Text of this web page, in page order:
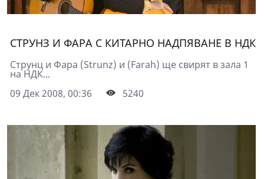
СТРУНЗ И ФАРА С КИТАРНО НАДПЯВАНЕ В НДК
Струнц и Фара (Strunz) и (Farah) ще свирят в зала 1
на НДК...
09 Дек 2008, 00:36
5240